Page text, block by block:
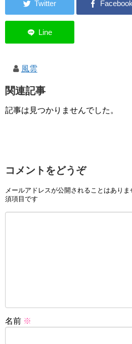
風雲
関連記事
記事は見つかりませんでした。
コメントをどうぞ
メールアドレスが公開されることはありま
須項目です
名前 ※